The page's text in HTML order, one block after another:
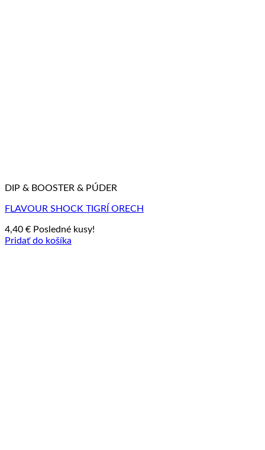
DIP & BOOSTER & PÚDER
FLAVOUR SHOCK TIGRÍ ORECH
4,40 € Posledné kusy!
Pridať do košíka